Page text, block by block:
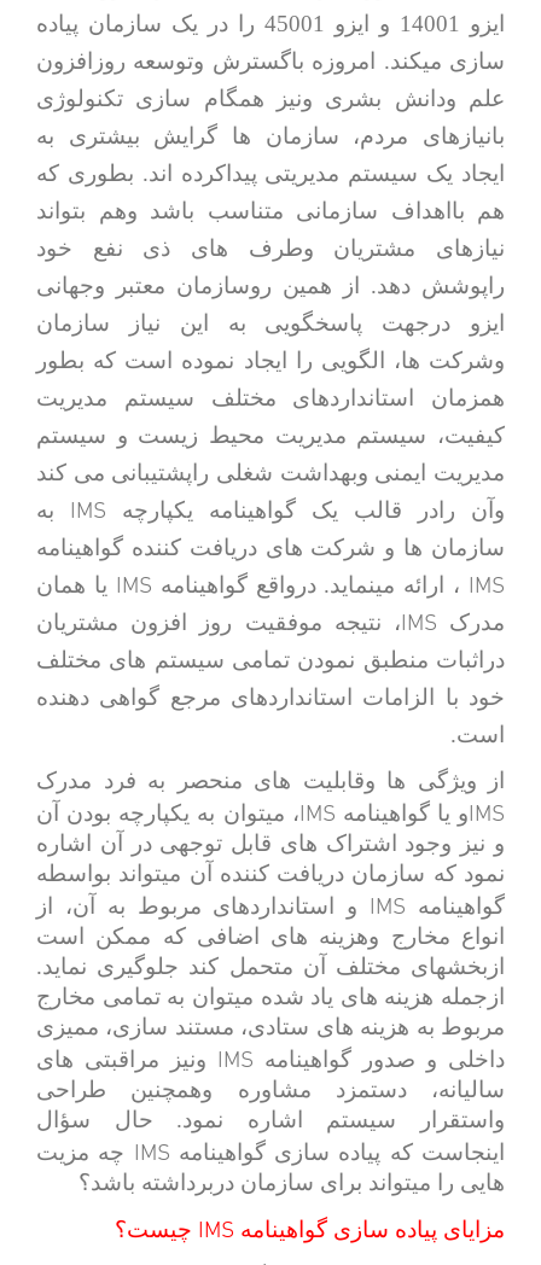
ایزو 14001 و ایزو 45001 را در یک سازمان پیاده
سازی میکند. امروزه باگسترش وتوسعه روزافزون
علم ودانش بشری ونیز همگام سازی تکنولوژی
بانیازهای مردم، سازمان ها گرایش بیشتری به
ایجاد یک سیستم مدیریتی پیداکرده اند. بطوری که
هم بااهداف سازمانی متناسب باشد وهم بتواند
نیازهای مشتریان وطرف های ذی نفع خود
راپوشش دهد. از همین روسازمان معتبر وجهانی
ایزو درجهت پاسخگویی به این نیاز سازمان
وشرکت ها، الگویی را ایجاد نموده است که بطور
همزمان استانداردهای مختلف سیستم مدیریت
کیفیت، سیستم مدیریت محیط زیست و سیستم
مدیریت ایمنی وبهداشت شغلی راپشتیبانی می کند
وآن رادر قالب یک گواهینامه یکپارچه IMS به
سازمان ها و شرکت های دریافت کننده گواهینامه
IMS ، ارائه مینماید. درواقع گواهینامه IMS یا همان
مدرک IMS، نتیجه موفقیت روز افزون مشتریان
دراثبات منطبق نمودن تمامی سیستم های مختلف
خود با الزامات استانداردهای مرجع گواهی دهنده
است.
از ویژگی ها وقابلیت های منحصر به فرد مدرک
IMSو یا گواهینامه IMS، میتوان به یکپارچه بودن آن
و نیز وجود اشتراک های قابل توجهی در آن اشاره
نمود که سازمان دریافت کننده آن میتواند بواسطه
گواهینامه IMS و استانداردهای مربوط به آن، از
انواع مخارج وهزینه های اضافی که ممکن است
ازبخشهای مختلف آن متحمل کند جلوگیری نماید.
ازجمله هزینه های یاد شده میتوان به تمامی مخارج
مربوط به هزینه های ستادی، مستند سازی، ممیزی
داخلی و صدور گواهینامه IMS ونیز مراقبتی های
سالیانه، دستمزد مشاوره وهمچنین طراحی
واستقرار سیستم اشاره نمود. حال سؤال
اینجاست که پیاده سازی گواهینامه IMS چه مزیت
هایی را میتواند برای سازمان دربرداشته باشد؟
مزایای پیاده سازی گواهینامه IMS چیست؟